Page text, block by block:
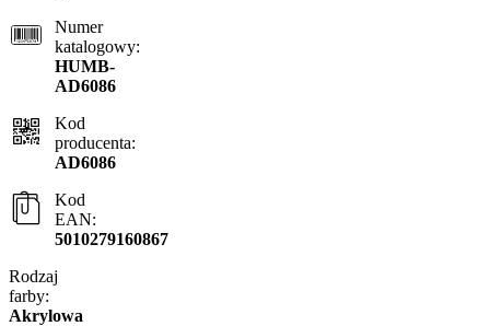
Numer
katalogowy:
HUMB-
AD6086
Kod
producenta:
AD6086
Kod
EAN:
5010279160867
Rodzaj
farby:
Akrylowa